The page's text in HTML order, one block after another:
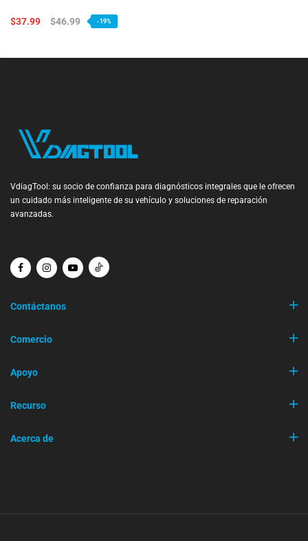
$37.99 $46.99 -19%
VdiagTool: su socio de confianza para diagnósticos integrales que le ofrecen
un cuidado más inteligente de su vehículo y soluciones de reparación
avanzadas.
Contáctanos
Comercio
Apoyo
Recurso
Acerca de